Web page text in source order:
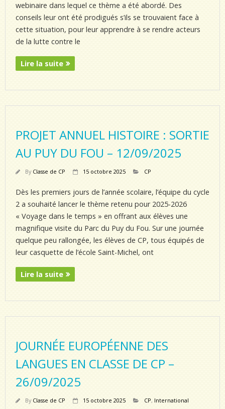
webinaire dans lequel ce thème a été abordé. Des
conseils leur ont été prodigués s’ils se trouvaient face à
cette situation, pour leur apprendre à se rendre acteurs
de la lutte contre le
Lire la suite
PROJET ANNUEL HISTOIRE : SORTIE
AU PUY DU FOU – 12/09/2025
By Classe de CP 15 octobre 2025 CP
Dès les premiers jours de l’année scolaire, l’équipe du cycle
2 a souhaité lancer le thème retenu pour 2025-2026
« Voyage dans le temps » en offrant aux élèves une
magnifique visite du Parc du Puy du Fou. Sur une journée
quelque peu rallongée, les élèves de CP, tous équipés de
leur casquette de l’école Saint-Michel, ont
Lire la suite
JOURNÉE EUROPÉENNE DES
LANGUES EN CLASSE DE CP –
26/09/2025
By Classe de CP 15 octobre 2025 CP, International